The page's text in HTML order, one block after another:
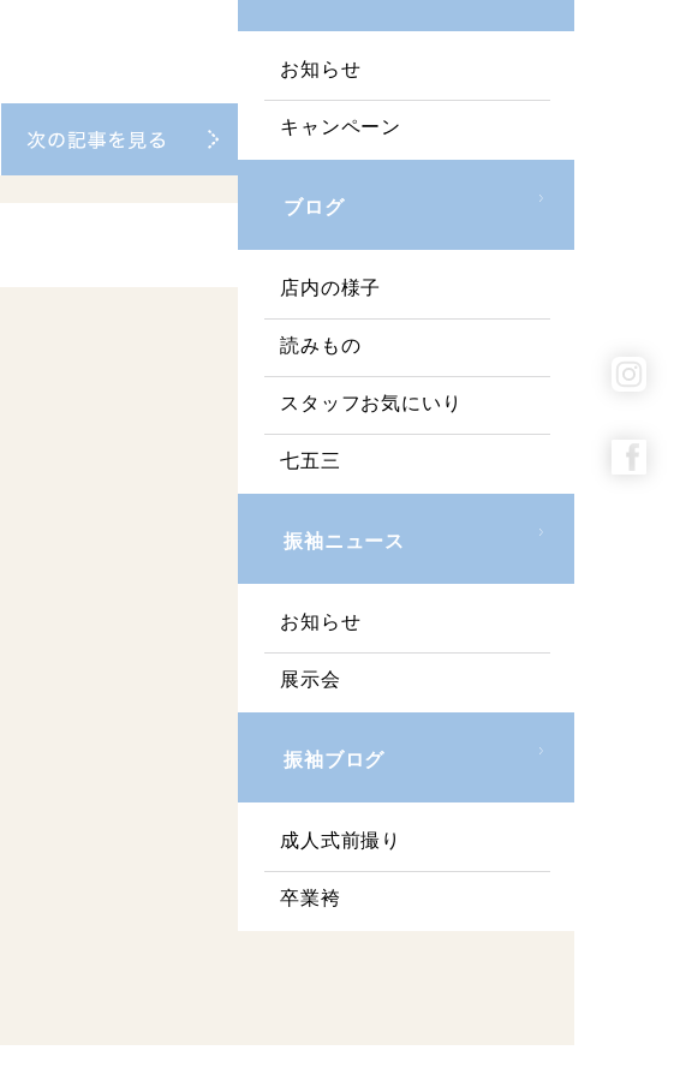
お知らせ
キャンペーン
ブログ
店内の様子
読みもの
スタッフお気にいり
七五三
振袖ニュース
お知らせ
展示会
振袖ブログ
成人式前撮り
卒業袴